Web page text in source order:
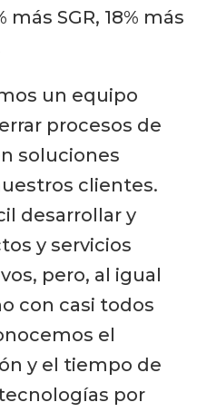
SGR, 18% más
un equipo
procesos de
soluciones
clientes.
desarrollar y
y servicios
pero, al igual
con casi todos
el
y el tiempo de
por